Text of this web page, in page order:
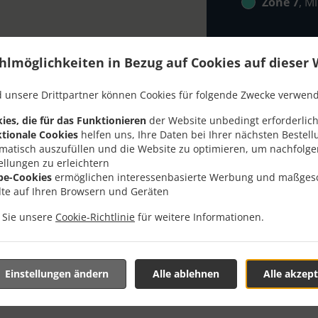
in Bezug auf Cookies auf dieser
unsere Drittpartner können Cookies für folgende Zwecke
die für das Funktionieren der Website unbedingt
Cookies helfen uns, Ihre Daten bei Ihrer nächsten
auszufüllen und die Website zu optimieren, um
zu erleichtern
Cookies ermöglichen interessenbasierte Werbung und
auf Ihren Browsern und Geräten
unsere Cookie-Richtlinie für weitere Informationen.
Alle
Alle ablehnen
Einstellungen ändern
Lieferung In
Nähe von Uttenweiler Offingen und freuen uns auf Ihre
Online-Menü anzusehen und bestellen Sie wenn
Ihre Bestellung mit einer individuellen Zeitabschätzung